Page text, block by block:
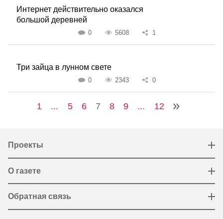
Интернет действительно оказался
большой деревней
0 5608 1
Три зайца в лунном свете
0 2343 0
1 ... 5 6 7 8 9 ... 12
Проекты
О газете
Обратная связь